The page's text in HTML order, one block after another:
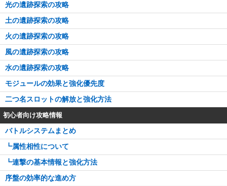
光の遺跡探索の攻略
土の遺跡探索の攻略
火の遺跡探索の攻略
風の遺跡探索の攻略
水の遺跡探索の攻略
モジュールの効果と強化優先度
二つ名スロットの解放と強化方法
初心者向け攻略情報
バトルシステムまとめ
┗属性相性について
┗連撃の基本情報と強化方法
序盤の効率的な進め方